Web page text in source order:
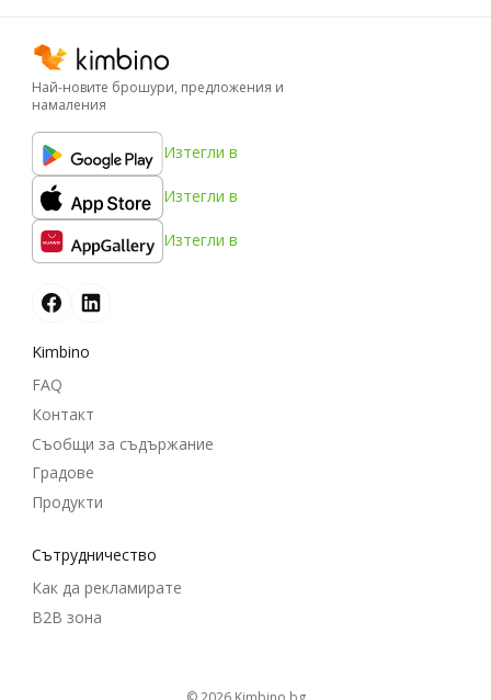
Най-новите брошури, предложения и
намаления
Изтегли в
Изтегли в
Изтегли в
Kimbino
FAQ
Контакт
Съобщи за съдържание
Градове
Продукти
Cътрудничество
Как да рекламирате
B2B зона